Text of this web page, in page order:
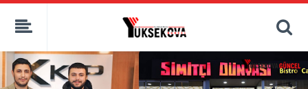
kaçak bahis
deneme bonusu
canlı bahis siteleri
deneme bonusu veren siteler